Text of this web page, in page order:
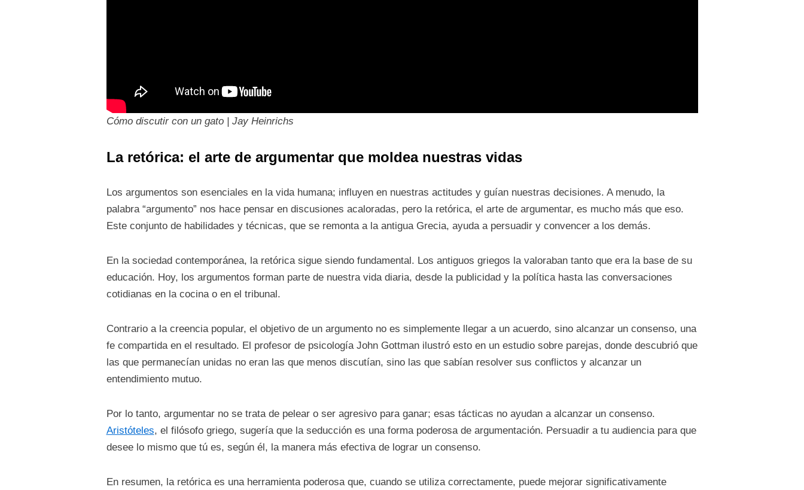
Cómo discutir con un gato | Jay Heinrichs
La retórica: el arte de argumentar que moldea nuestras vidas
Los argumentos son esenciales en la vida humana; influyen en nuestras actitudes y guían nuestras decisiones. A menudo, la
palabra “argumento” nos hace pensar en discusiones acaloradas, pero la retórica, el arte de argumentar, es mucho más que eso.
Este conjunto de habilidades y técnicas, que se remonta a la antigua Grecia, ayuda a persuadir y convencer a los demás.
En la sociedad contemporánea, la retórica sigue siendo fundamental. Los antiguos griegos la valoraban tanto que era la base de su
educación. Hoy, los argumentos forman parte de nuestra vida diaria, desde la publicidad y la política hasta las conversaciones
cotidianas en la cocina o en el tribunal.
Contrario a la creencia popular, el objetivo de un argumento no es simplemente llegar a un acuerdo, sino alcanzar un consenso, una
fe compartida en el resultado. El profesor de psicología John Gottman ilustró esto en un estudio sobre parejas, donde descubrió que
las que permanecían unidas no eran las que menos discutían, sino las que sabían resolver sus conflictos y alcanzar un
entendimiento mutuo.
Por lo tanto, argumentar no se trata de pelear o ser agresivo para ganar; esas tácticas no ayudan a alcanzar un consenso.
Aristóteles, el filósofo griego, sugería que la seducción es una forma poderosa de argumentación. Persuadir a tu audiencia para que
desee lo mismo que tú es, según él, la manera más efectiva de lograr un consenso.
En resumen, la retórica es una herramienta poderosa que, cuando se utiliza correctamente, puede mejorar significativamente